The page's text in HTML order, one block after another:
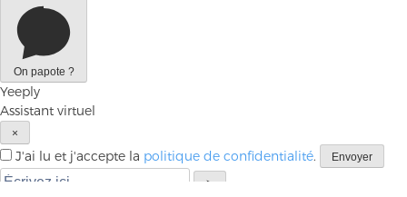
On papote ?
Yeeply
Assistant virtuel
×
J'ai lu et j'accepte la politique de confidentialité. Envoyer
➤